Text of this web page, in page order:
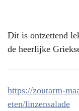
Dit is ontzettend
de heerlijke
https://zoutarm-
eten/linzensalade